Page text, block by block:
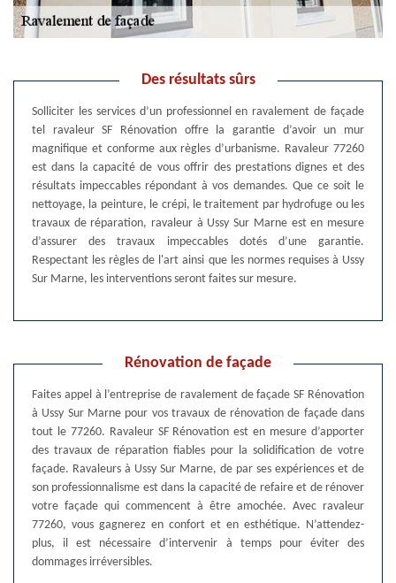
Des résultats sûrs
Solliciter les services d’un professionnel en ravalement de façade
tel ravaleur SF Rénovation offre la garantie d’avoir un mur
magnifique et conforme aux règles d’urbanisme. Ravaleur 77260
est dans la capacité de vous offrir des prestations dignes et des
résultats impeccables répondant à vos demandes. Que ce soit le
nettoyage, la peinture, le crépi, le traitement par hydrofuge ou les
travaux de réparation, ravaleur à Ussy Sur Marne est en mesure
d’assurer des travaux impeccables dotés d’une garantie.
Respectant les règles de l'art ainsi que les normes requises à Ussy
Sur Marne, les interventions seront faites sur mesure.
Rénovation de façade
Faites appel à l’entreprise de ravalement de façade SF Rénovation
à Ussy Sur Marne pour vos travaux de rénovation de façade dans
tout le 77260. Ravaleur SF Rénovation est en mesure d’apporter
des travaux de réparation fiables pour la solidification de votre
façade. Ravaleurs à Ussy Sur Marne, de par ses expériences et de
son professionnalisme est dans la capacité de refaire et de rénover
votre façade qui commencent à être amochée. Avec ravaleur
77260, vous gagnerez en confort et en esthétique. N’attendez-
plus, il est nécessaire d’intervenir à temps pour éviter des
dommages irréversibles.